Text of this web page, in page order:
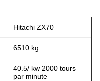
Hitachi ZX70
6510 kg
40.5/ kw 2000 tours
par minute